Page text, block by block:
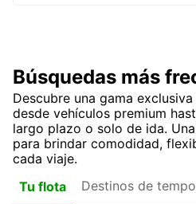
Búsquedas más
Descubre una gama
desde vehículos premium
largo plazo o solo de ida.
para brindar comodidad,
cada viaje.
Tu flota
Destinos de